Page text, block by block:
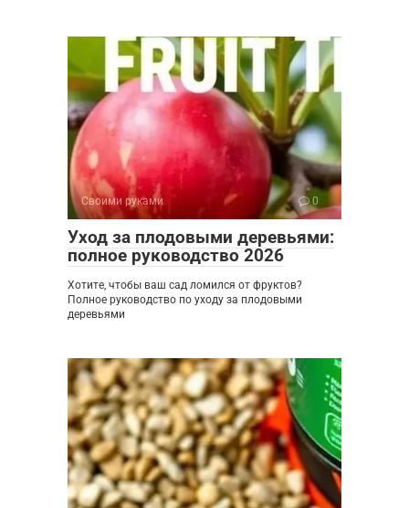
Своими руками 0
Уход за плодовыми деревьями:
полное руководство 2026
Хотите, чтобы ваш сад ломился от фруктов?
Полное руководство по уходу за плодовыми
деревьями